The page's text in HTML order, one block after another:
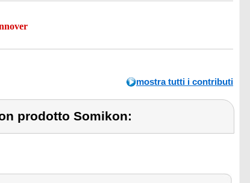
mostra tutti i contributi
prodotto Somikon: